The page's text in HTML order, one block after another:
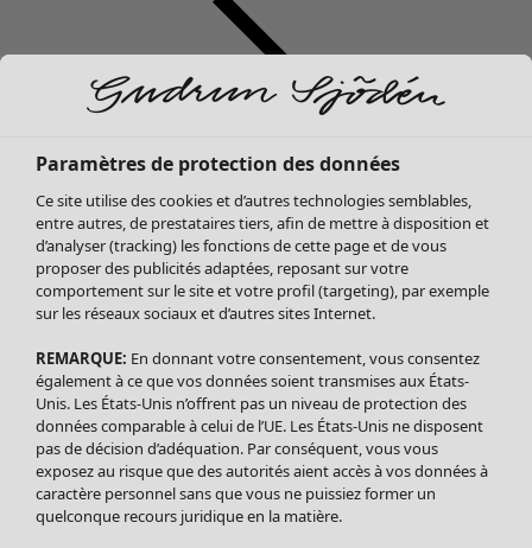
Soldes Vêtements
Tous les vêtements
Robes
Tuniques
Blouses
Tops
Gilets
Pantalon
Jupes
Paramètres de protection des données
Ce site utilise des cookies et d’autres technologies semblables,
entre autres, de prestataires tiers, afin de mettre à disposition et
d’analyser (tracking) les fonctions de cette page et de vous
proposer des publicités adaptées, reposant sur votre
comportement sur le site et votre profil (targeting), par exemple
sur les réseaux sociaux et d’autres sites Internet.
REMARQUE: En donnant votre consentement, vous consentez
également à ce que vos données soient transmises aux États-
Unis. Les États-Unis n’offrent pas un niveau de protection des
données comparable à celui de l’UE. Les États-Unis ne disposent
pas de décision d’adéquation. Par conséquent, vous vous
exposez au risque que des autorités aient accès à vos données à
caractère personnel sans que vous ne puissiez former un
quelconque recours juridique en la matière.